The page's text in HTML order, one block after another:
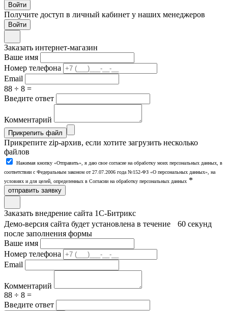
Войти
Получите доступ в личный кабинет у наших менеджеров
Заказать интернет-магазин
Ваше имя
Номер телефона
Email
88 ÷ 8 =
Введите ответ
Комментарий
Прикрепить файл
Прикрепите zip-архив, если хотите загрузить несколько
файлов
Нажимая кнопку «Отправить», я даю свое согласие на обработку моих персональных данных, в
соответствии с Федеральным законом от 27.07.2006 года №152-ФЗ «О персональных данных», на
условиях и для целей, определенных в Согласии на обработку персональных данных *
отправить заявку
Заказать внедрение сайта 1С-Битрикс
Демо-версия сайта будет установлена в течение 60 секунд
после заполнения формы
Ваше имя
Номер телефона
Email
Комментарий
88 ÷ 8 =
Введите ответ